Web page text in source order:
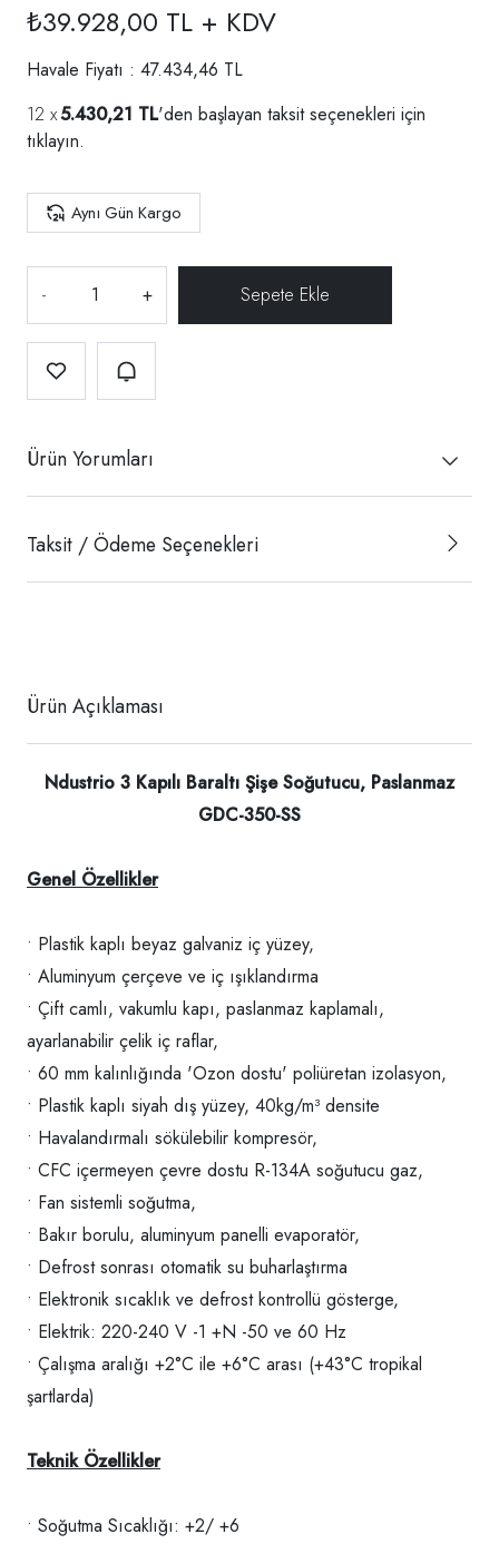
₺39.928,00 TL + KDV
Havale Fiyatı : 47.434,46 TL
5.430,21 TL'den başlayan taksit seçenekleri için
tıklayın.
Aynı Gün Kargo
- +
Ürün Yorumları
Taksit / Ödeme Seçenekleri
Ürün Açıklaması
Ndustrio 3 Kapılı Baraltı Şişe Soğutucu, Paslanmaz
GDC-350-SS
Genel Özellikler
• Plastik kaplı beyaz galvaniz iç yüzey,
• Aluminyum çerçeve ve iç ışıklandırma
• Çift camlı, vakumlu kapı, paslanmaz kaplamalı,
ayarlanabilir çelik iç raflar,
• 60 mm kalınlığında 'Ozon dostu' poliüretan izolasyon,
• Plastik kaplı siyah dış yüzey, 40kg/m³ densite
• Havalandırmalı sökülebilir kompresör,
• CFC içermeyen çevre dostu R-134A soğutucu gaz,
• Fan sistemli soğutma,
• Bakır borulu, aluminyum panelli evaporatör,
• Defrost sonrası otomatik su buharlaştırma
• Elektronik sıcaklık ve defrost kontrollü gösterge,
• Elektrik: 220-240 V -1 +N -50 ve 60 Hz
• Çalışma aralığı +2°C ile +6°C arası (+43°C tropikal
şartlarda)
Teknik Özellikler
• Soğutma Sıcaklığı: +2/ +6